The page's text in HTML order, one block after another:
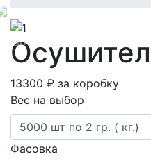
13300 ₽ за коробку
Вес на выбор
Фасовка